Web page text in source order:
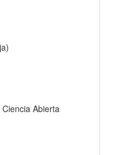
Abierta